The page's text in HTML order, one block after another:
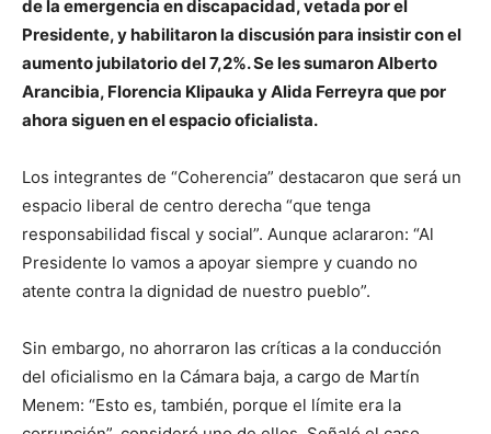
de la emergencia en discapacidad, vetada por el
Presidente, y habilitaron la discusión para insistir con el
aumento jubilatorio del 7,2%. Se les sumaron Alberto
Arancibia, Florencia Klipauka y Alida Ferreyra que por
ahora siguen en el espacio oficialista.
Los integrantes de “Coherencia” destacaron que será un
espacio liberal de centro derecha “que tenga
responsabilidad fiscal y social”. Aunque aclararon: “Al
Presidente lo vamos a apoyar siempre y cuando no
atente contra la dignidad de nuestro pueblo”.
Sin embargo, no ahorraron las críticas a la conducción
del oficialismo en la Cámara baja, a cargo de Martín
Menem: “Esto es, también, porque el límite era la